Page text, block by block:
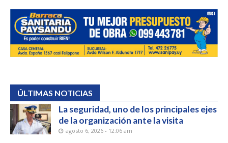
ÚLTIMAS NOTICIAS
La seguridad, uno de los principales ejes
de la organización ante la visita
agosto 6, 2026 - 12:06 am